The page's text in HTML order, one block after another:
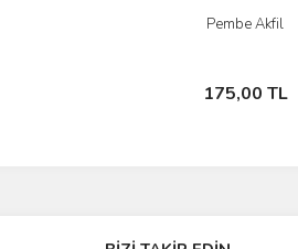
Pembe Akfil
175,00 TL
İncele
Sepete Ekle